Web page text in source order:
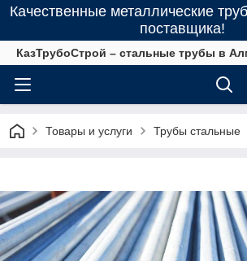
Качественные металлические
поставщика!
КазТрубоСтрой – стальные трубы в
Товары и услуги Трубы стальные